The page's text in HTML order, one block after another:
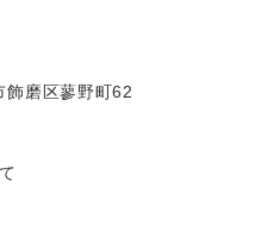
磨区蓼野町62